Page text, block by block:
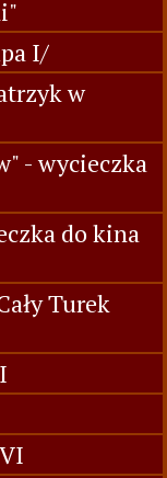
I/
w
- wycieczka
do kina
Turek